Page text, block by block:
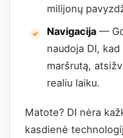
milijonų
Navigacija —
naudoja DI,
maršrutą,
realiu laiku.
Matote? DI nėra
kasdienė